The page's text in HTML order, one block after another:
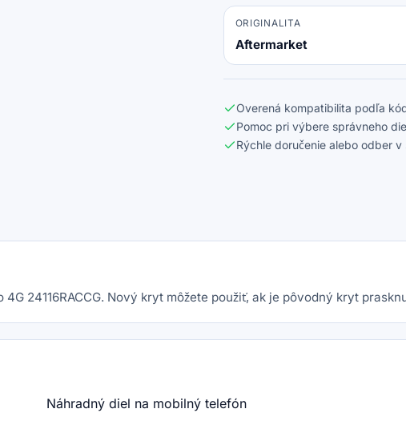
ORIGINALITA
Aftermarket
Overená kompatibilita podľa
Pomoc pri výbere správneho
Rýchle doručenie alebo odber v
24116RACCG. Nový kryt môžete použiť, ak je pôvodný kryt
Náhradný diel na mobilný telefón